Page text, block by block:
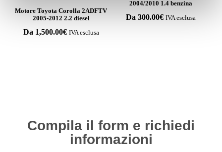
Motore Toyota Corolla 2ADFTV
2005-2012 2.2 diesel
Da 1,500.00€ IVA esclusa
2004/2010 1.4 benzina
Da 300.00€ IVA esclusa
Compila il form e richiedi
informazioni